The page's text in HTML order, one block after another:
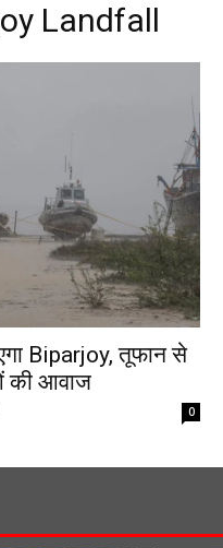
Landfall
Biparjoy, तूफान से
की आवाज
0